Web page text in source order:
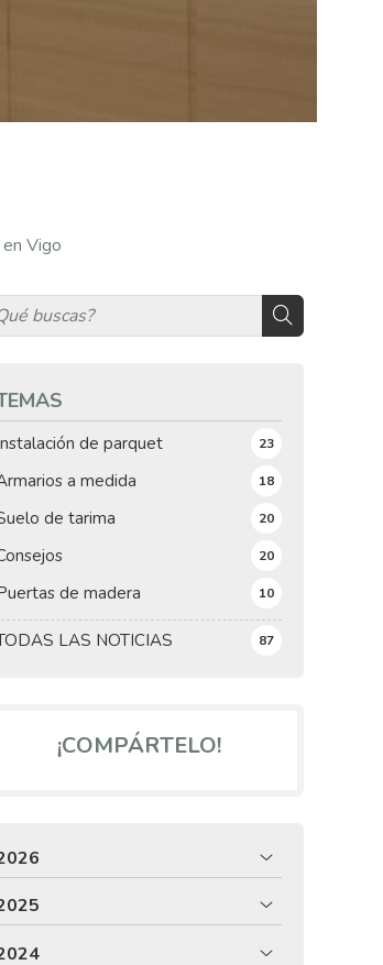
Vigo
LAS NOTICIAS 87
de parquet 23
a medida 18
de tarima 20
20
de madera 10
¡COMPÁRTELO!